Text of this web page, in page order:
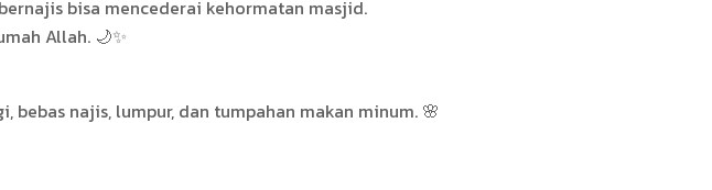
bisa mencederai kehormatan masjid.
Allah. 🌙✨
bebas najis, lumpur, dan tumpahan makan minum. 🌸